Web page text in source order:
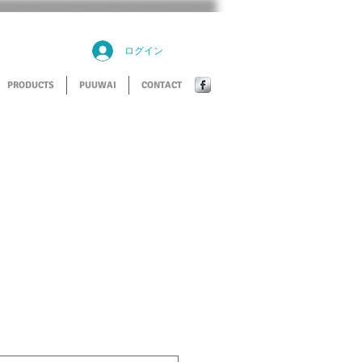
PRODUCTS PUUWAI CONTACT
ログイン